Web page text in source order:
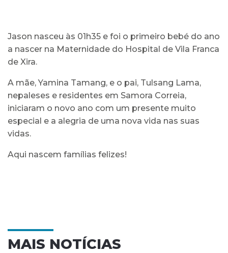
Jason nasceu às 01h35 e foi o primeiro bebé do ano
a nascer na Maternidade do Hospital de Vila Franca
de Xira.
A mãe, Yamina Tamang, e o pai, Tulsang Lama,
nepaleses e residentes em Samora Correia,
iniciaram o novo ano com um presente muito
especial e a alegria de uma nova vida nas suas
vidas.
Aqui nascem famílias felizes!
MAIS NOTÍCIAS